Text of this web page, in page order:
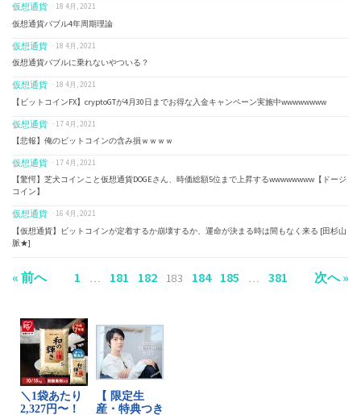
仮想通貨 · 18 4月, 2021
仮想通貨バブル4年周期理論
仮想通貨 · 18 4月, 2021
仮想通貨バブルに乗れないやついる？
仮想通貨 · 18 4月, 2021
【ビットコインFX】cryptoGTが4月30日までお得な入金キャンペーン実施中wwwwwwww
仮想通貨 · 17 4月, 2021
【悲報】俺のビットコインの含み損ｗｗｗｗ
仮想通貨 · 17 4月, 2021
【驚愕】芝犬コインこと仮想通貨DOGEさん、時価総額5位まで上昇するwwwwwwww【ドージ
コイン】
仮想通貨 · 16 4月, 2021
【仮想通貨】ビットコインが定着するか崩壊するか、運命が決まる時は間もなく来る [田杉山
脈★]
« 前へ 1 … 181 182 183 184 185 … 381 次へ »